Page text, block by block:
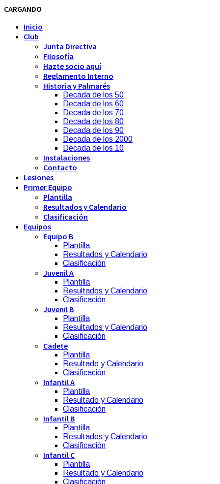
CARGANDO
Inicio
Club
Junta Directiva
Filosofía
Hazte socio aquí
Reglamento Interno
Historia y Palmarés
Decada de los 50
Decada de los 60
Decada de los 70
Decada de los 80
Decada de los 90
Decada de los 2000
Decada de los 10
Instalaciones
Contacto
Lesiones
Primer Equipo
Plantilla
Resultados y Calendario
Clasificación
Equipos
Equipo B
Plantilla
Resultados y Calendario
Clasificación
Juvenil A
Plantilla
Resultados y Calendario
Clasificación
Juvenil B
Plantilla
Resultados y Calendario
Clasificación
Cadete
Plantilla
Resultado y Calendario
Clasificación
Infantil A
Plantilla
Resultado y Calendario
Clasificación
Infantil B
Plantilla
Resultados y Calendario
Clasificación
Infantil C
Plantilla
Resultado y Calendario
Clasificación